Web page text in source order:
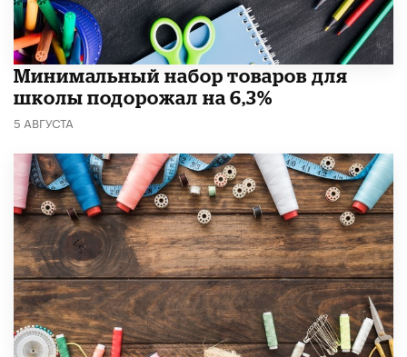
Минимальный набор товаров для
школы подорожал на 6,3%
5 АВГУСТА